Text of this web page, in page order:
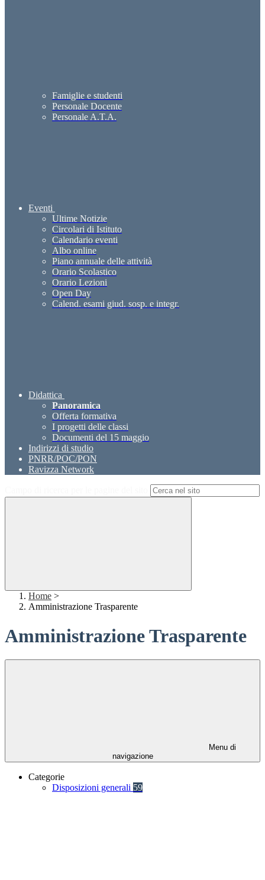
Famiglie e studenti
Personale Docente
Personale A.T.A.
Eventi
Ultime Notizie
Circolari di Istituto
Calendario eventi
Albo online
Piano annuale delle attività
Orario Scolastico
Orario Lezioni
Open Day
Calend. esami giud. sosp. e integr.
Didattica
Panoramica
Offerta formativa
I progetti delle classi
Documenti del 15 maggio
Indirizzi di studio
PNRR/POC/PON
Ravizza Network
Home >
Amministrazione Trasparente
Amministrazione Trasparente
Menu di
navigazione
Categorie
Disposizioni generali 59